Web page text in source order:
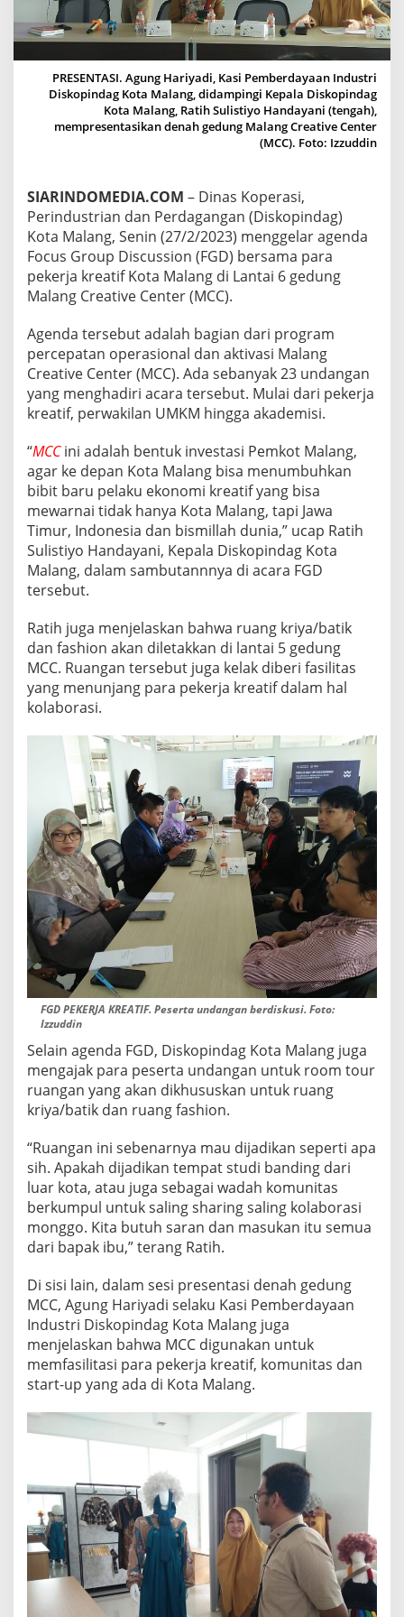
N
G
G
E
L
A
R
F
G
S
A
M
A
P
A
P
K
E
R
A
R
E
A
T
I
F
D
E
D
U
N
G
C
PRESENTASI. Agung Hariyadi, Kasi Pemberdayaan Industri
Diskopindag Kota Malang, didampingi Kepala Diskopindag
Kota Malang, Ratih Sulistiyo Handayani (tengah),
mempresentasikan denah gedung Malang Creative Center
(MCC). Foto: Izzuddin
SIARINDOMEDIA.COM – Dinas Koperasi,
Perindustrian dan Perdagangan (Diskopindag)
Kota Malang, Senin (27/2/2023) menggelar agenda
Focus Group Discussion (FGD) bersama para
pekerja kreatif Kota Malang di Lantai 6 gedung
Malang Creative Center (MCC).
Agenda tersebut adalah bagian dari program
percepatan operasional dan aktivasi Malang
Creative Center (MCC). Ada sebanyak 23 undangan
yang menghadiri acara tersebut. Mulai dari pekerja
kreatif, perwakilan UMKM hingga akademisi.
“MCC ini adalah bentuk investasi Pemkot Malang,
agar ke depan Kota Malang bisa menumbuhkan
bibit baru pelaku ekonomi kreatif yang bisa
mewarnai tidak hanya Kota Malang, tapi Jawa
Timur, Indonesia dan bismillah dunia,” ucap Ratih
Sulistiyo Handayani, Kepala Diskopindag Kota
Malang, dalam sambutannnya di acara FGD
tersebut.
Ratih juga menjelaskan bahwa ruang kriya/batik
dan fashion akan diletakkan di lantai 5 gedung
MCC. Ruangan tersebut juga kelak diberi fasilitas
yang menunjang para pekerja kreatif dalam hal
kolaborasi.
FGD PEKERJA KREATIF. Peserta undangan berdiskusi. Foto:
Izzuddin
Selain agenda FGD, Diskopindag Kota Malang juga
mengajak para peserta undangan untuk room tour
ruangan yang akan dikhususkan untuk ruang
kriya/batik dan ruang fashion.
“Ruangan ini sebenarnya mau dijadikan seperti apa
sih. Apakah dijadikan tempat studi banding dari
luar kota, atau juga sebagai wadah komunitas
berkumpul untuk saling sharing saling kolaborasi
monggo. Kita butuh saran dan masukan itu semua
dari bapak ibu,” terang Ratih.
Di sisi lain, dalam sesi presentasi denah gedung
MCC, Agung Hariyadi selaku Kasi Pemberdayaan
Industri Diskopindag Kota Malang juga
menjelaskan bahwa MCC digunakan untuk
memfasilitasi para pekerja kreatif, komunitas dan
start-up yang ada di Kota Malang.